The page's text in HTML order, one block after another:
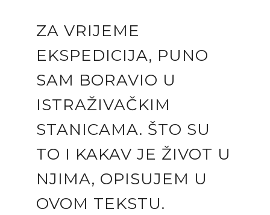
ZA VRIJEME
EKSPEDICIJA, PUNO
SAM BORAVIO U
ISTRAŽIVAČKIM
STANICAMA. ŠTO SU
TO I KAKAV JE ŽIVOT U
NJIMA, OPISUJEM U
OVOM TEKSTU.